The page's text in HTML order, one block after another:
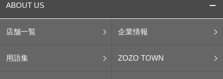
ABOUT US
店舗一覧 企業情報
用語集 ZOZO TOWN